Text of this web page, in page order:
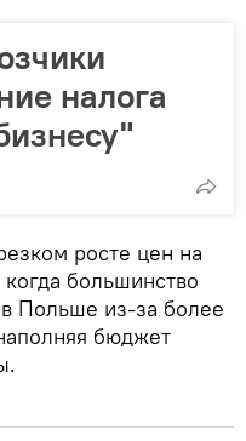
налога
росте цен на
большинство
в Польше из-за более
бюджет